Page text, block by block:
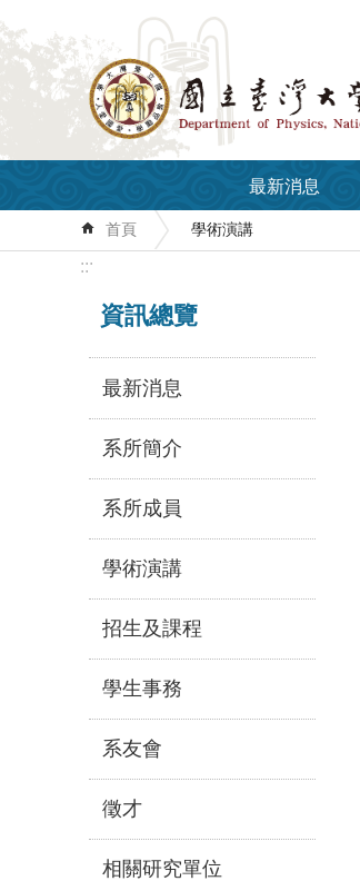
跳到主要內容區塊
最新消息
首頁 學術演講
:::
資訊總覽
最新消息
系所簡介
系所成員
學術演講
招生及課程
學生事務
系友會
徵才
相關研究單位